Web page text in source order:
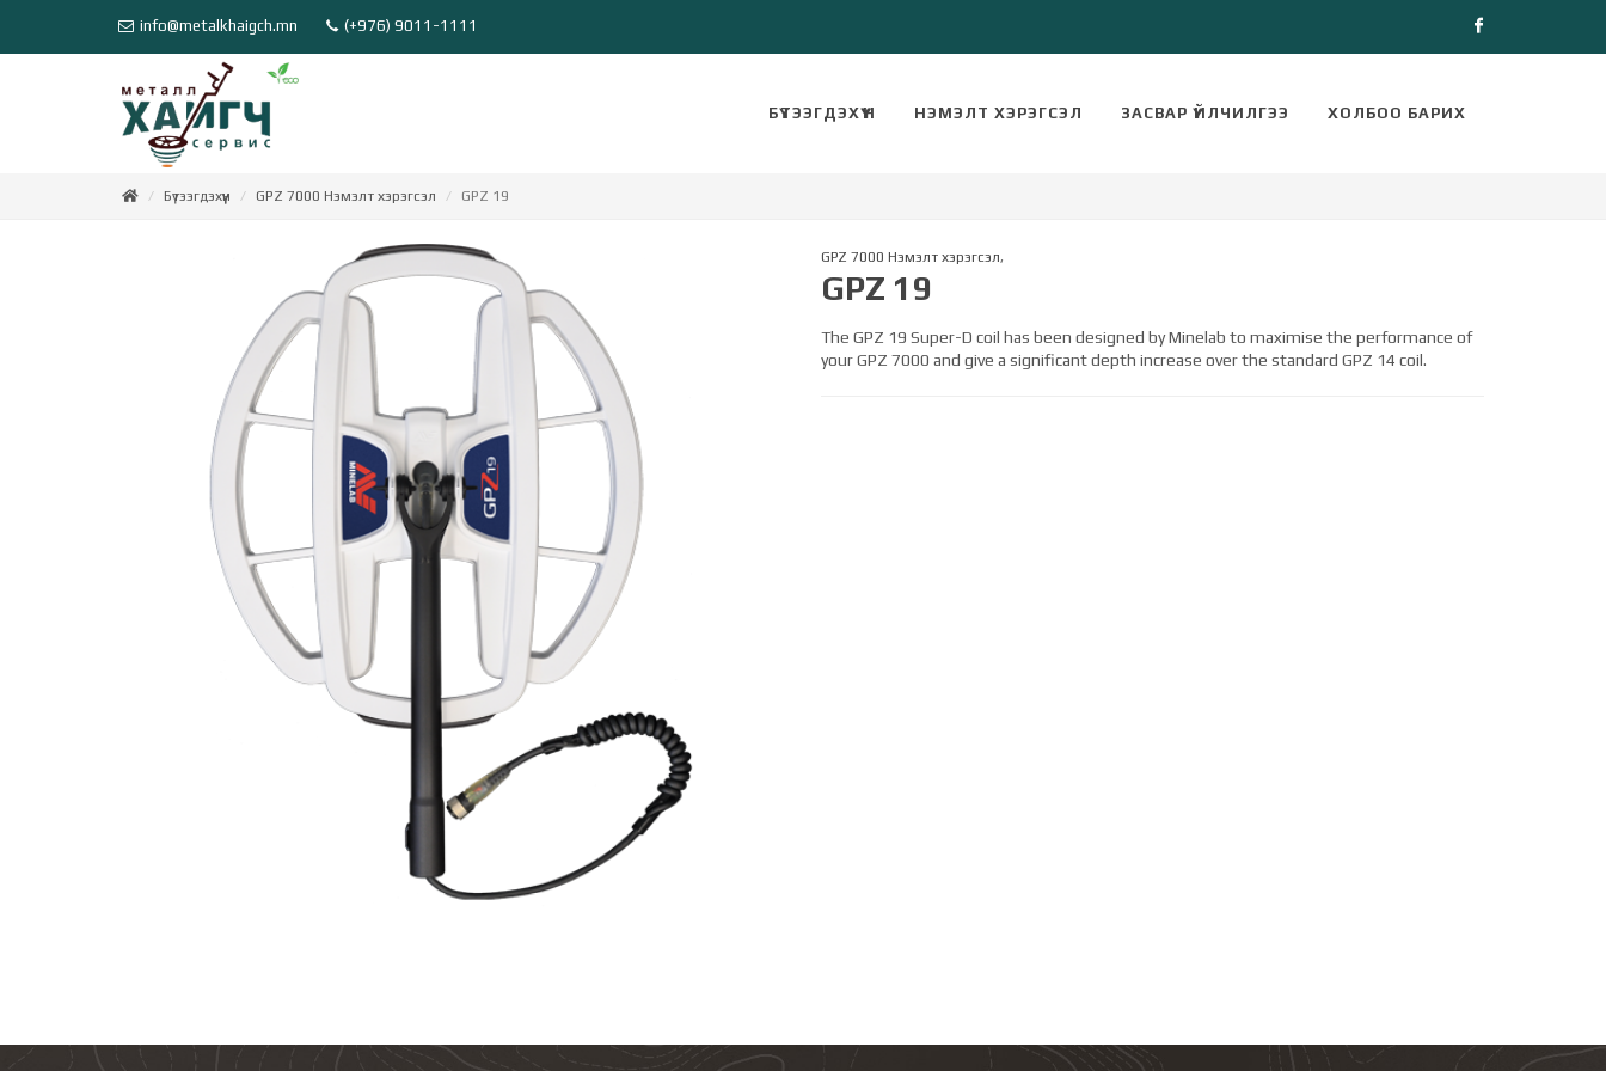
info@metalkhaigch.mn (+976) 9011-1111
БҮТЭЭГДЭХҮҮН
НЭМЭЛТ ХЭРЭГСЭЛ ЗАСВАР ҮЙЛЧИЛГЭЭ ХОЛБОО БАРИХ
Бүтээгдэхүүн GPZ 7000 Нэмэлт хэрэгсэл GPZ 19
GPZ 7000 Нэмэлт хэрэгсэл,
GPZ 19
The GPZ 19 Super-D coil has been designed by Minelab to maximise the performance of
your GPZ 7000 and give a significant depth increase over the standard GPZ 14 coil.